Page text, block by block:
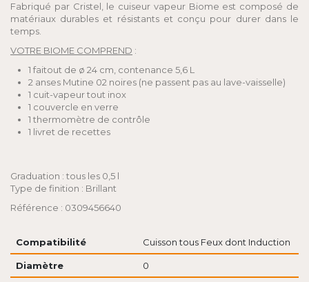
Fabriqué par Cristel, le cuiseur vapeur Biome est composé de
matériaux durables et résistants et conçu pour durer dans le
temps.
VOTRE BIOME COMPREND :
1 faitout de ø 24 cm, contenance 5,6 L
2 anses Mutine 02 noires (ne passent pas au lave-vaisselle)
1 cuit-vapeur tout inox
1 couvercle en verre
1 thermomètre de contrôle
1 livret de recettes
Graduation : tous les 0,5 l
Type de finition : Brillant
Référence : 0309456640
Compatibilité Cuisson tous Feux dont Induction
Diamètre 0